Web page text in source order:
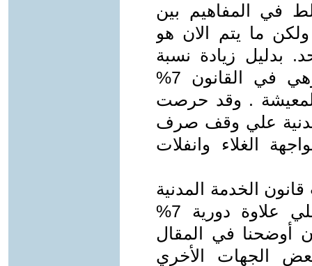
في المفاهيم بين
ولكن ما يتم الان هو
بدليل زيادة نسبة
علاوة موظفي الحكومة الي 8% وهي في القانون 7%
المعيشة . وقد حرصت
علي وقف صرف
الغلاء وانفلات
الخدمة المدنية
إلي موظفين خاضعين ويحصلون علي علاوة دورية 7%
أوضحنا في المقال
الجهات الأخري